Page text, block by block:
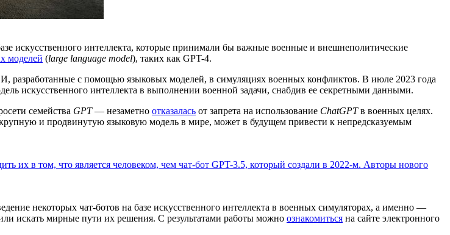
искусственного интеллекта, которые принимали бы важные военные и внешнеполитические
моделей (large language model), таких как GPT-4.
разработанные с помощью языковых моделей, в симуляциях военных конфликтов. В июле 2023 года
искусственного интеллекта в выполнении военной задачи, снабдив ее секретными данными.
семейства GPT— незаметно отказалась от запрета на использование ChatGPTв военных целях.
и продвинутую языковую модель в мире, может в будущем привести к непредсказуемым
их в том, что является человеком, чем чат-бот GPT-3.5, который создали в 2022-м. Авторы нового
некоторых чат-ботов на базе искусственного интеллекта в военных симуляторах, а именно —
искать мирные пути их решения. С результатами работы можно ознакомиться на сайте электронного